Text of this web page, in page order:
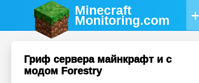
Minecraft
Monitoring.com
Гриф сервера майнкрафт и с
модом Forestry